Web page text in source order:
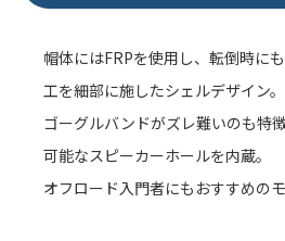
帽体にはFRPを使用し、転倒時に
工を細部に施したシェルデザイン。
ゴーグルバンドがズレ難いのも特
可能なスピーカーホールを内蔵。
オフロード入門者にもおすすめのモ